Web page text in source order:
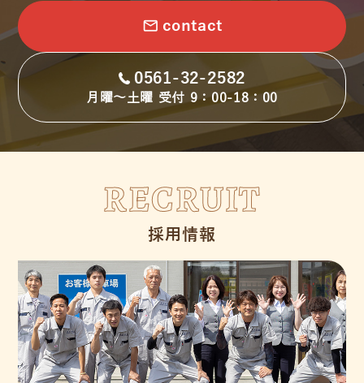
0561-32-2582
月曜～土曜 受付 9：00-18：00
email contact
RECRUIT
採用情報